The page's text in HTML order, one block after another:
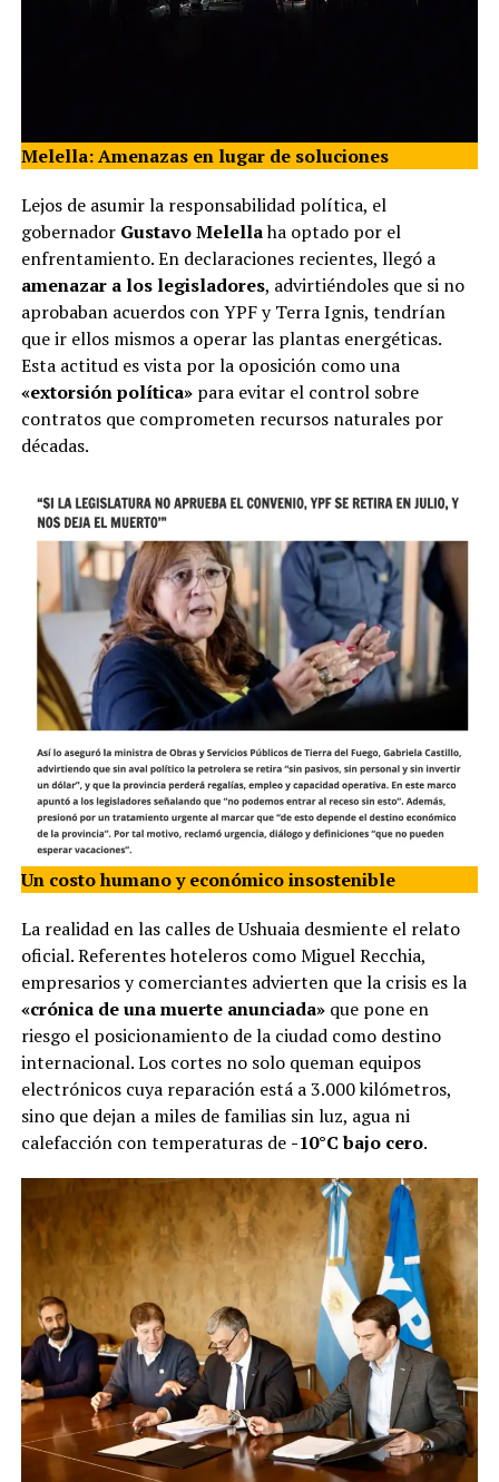
Melella: Amenazas en lugar de soluciones
Lejos de asumir la responsabilidad política, el
gobernador Gustavo Melellaha optado por el
enfrentamiento. En declaraciones recientes, llegó a
amenazar a los legisladores, advirtiéndoles que si no
aprobaban acuerdos con YPF y Terra Ignis, tendrían
que ir ellos mismos a operar las plantas energéticas.
Esta actitud es vista por la oposición como una
«extorsión política»para evitar el control sobre
contratos que comprometen recursos naturales por
décadas.
Un costo humano y económico insostenible
La realidad en las calles de Ushuaia desmiente el relato
oficial. Referentes hoteleros como Miguel Recchia,
empresarios y comerciantes advierten que la crisis es la
«crónica de una muerte anunciada»que pone en
riesgo el posicionamiento de la ciudad como destino
internacional. Los cortes no solo queman equipos
electrónicos cuya reparación está a 3.000 kilómetros,
sino que dejan a miles de familias sin luz, agua ni
calefacción con temperaturas de -10°C bajo cero.